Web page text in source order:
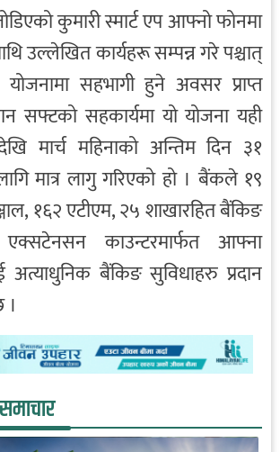
कुमारी स्मार्ट एप आफ्नो फोनमा
उल्लेखित कार्यहरू सम्पन्न गरे पश्चात्
सहभागी हुने अवसर प्राप्त
सफ्टको सहकार्यमा यो योजना यही
मार्च महिनाको अन्तिम दिन ३१
मात्र लागु गरिएको हो । बैंकले १९
१६२ एटीएम, २५ शाखारहित बैंकिङ
काउन्टरमार्फत आफ्ना
अत्याधुनिक बैंकिङ सुविधाहरु प्रदान